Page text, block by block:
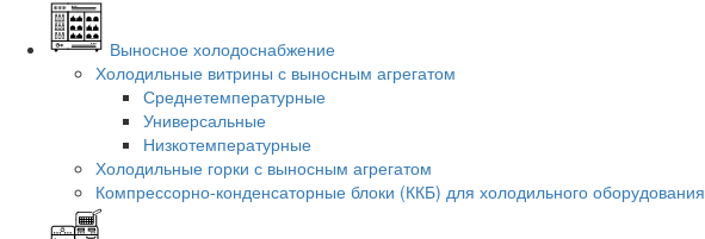
Выносное холодоснабжение
Холодильные витрины с выносным агрегатом
Среднетемпературные
Универсальные
Низкотемпературные
Холодильные горки с выносным агрегатом
Компрессорно-конденсаторные блоки (ККБ) для холодильного оборудования